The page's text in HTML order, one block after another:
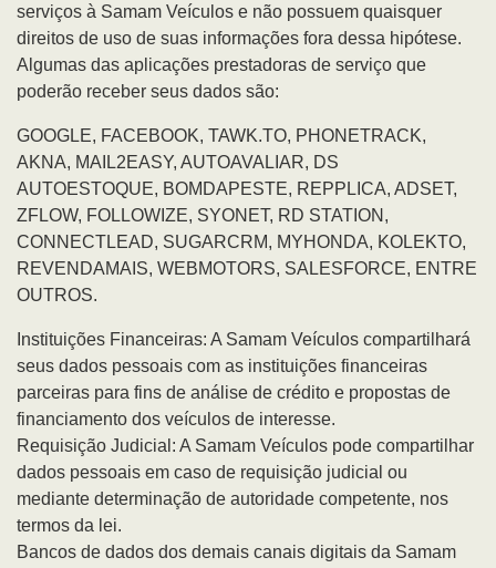
serviços à Samam Veículos e não possuem quaisquer
direitos de uso de suas informações fora dessa hipótese.
Algumas das aplicações prestadoras de serviço que
poderão receber seus dados são:
GOOGLE, FACEBOOK, TAWK.TO, PHONETRACK,
AKNA, MAIL2EASY, AUTOAVALIAR, DS
AUTOESTOQUE, BOMDAPESTE, REPPLICA, ADSET,
ZFLOW, FOLLOWIZE, SYONET, RD STATION,
CONNECTLEAD, SUGARCRM, MYHONDA, KOLEKTO,
REVENDAMAIS, WEBMOTORS, SALESFORCE, ENTRE
OUTROS.
Instituições Financeiras: A Samam Veículos compartilhará
seus dados pessoais com as instituições financeiras
parceiras para fins de análise de crédito e propostas de
financiamento dos veículos de interesse.
Requisição Judicial: A Samam Veículos pode compartilhar
dados pessoais em caso de requisição judicial ou
mediante determinação de autoridade competente, nos
termos da lei.
Bancos de dados dos demais canais digitais da Samam